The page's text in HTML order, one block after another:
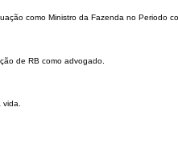
como Ministro da Fazenda no Periodo
de RB como advogado.
vida.